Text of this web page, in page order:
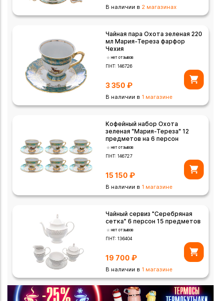
В наличии в 2 магазинах
Чайная пара Охота зеленая 220
мл Мария-Тереза фарфор
Чехия
нет отзывов
ПНТ:146726
3 350 ₽
В наличии в 1 магазине
Кофейный набор Охота
зеленая "Мария-Тереза" 12
предметов на 6 персон
нет отзывов
ПНТ:146727
15 150 ₽
В наличии в 1 магазине
Чайный сервиз "Серебряная
сетка" 6 персон 15 предметов
нет отзывов
ПНТ:136404
19 700 ₽
В наличии в 1 магазине